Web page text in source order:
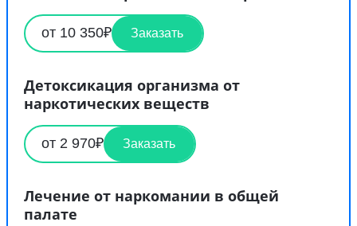
от 10 350₽ Заказать
Детоксикация организма от
наркотических веществ
от 2 970₽ Заказать
Лечение от наркомании в общей
палате